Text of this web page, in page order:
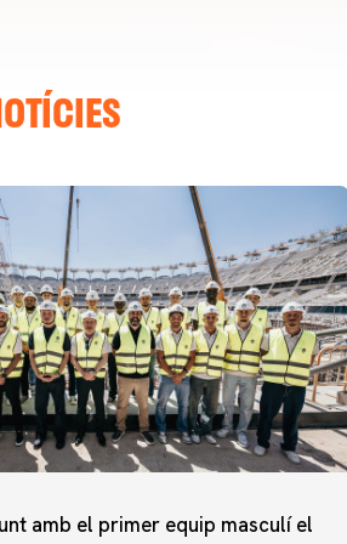
amb el primer equip masculí el